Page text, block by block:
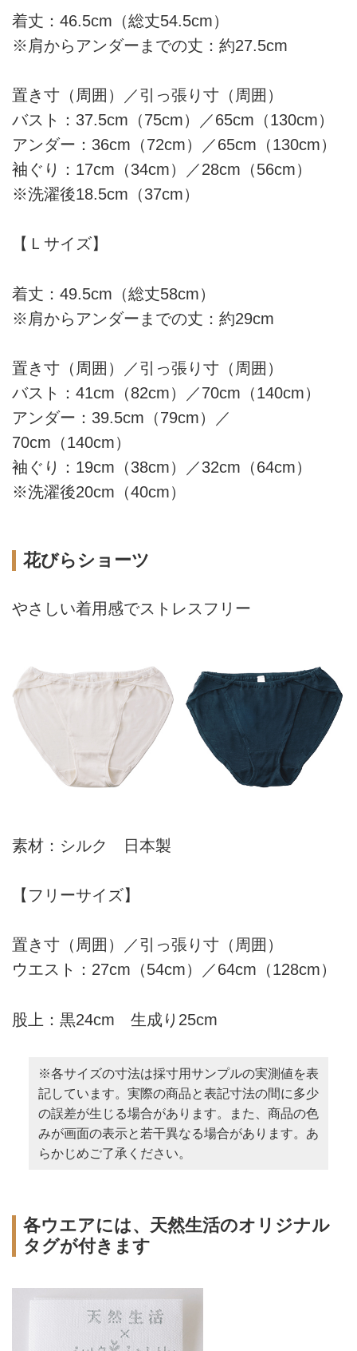
着丈：46.5cm（総丈54.5cm）
※肩からアンダーまでの丈：約27.5cm
置き寸（周囲）／引っ張り寸（周囲）
バスト：37.5cm（75cm）／65cm（130cm）
アンダー：36cm（72cm）／65cm（130cm）
袖ぐり：17cm（34cm）／28cm（56cm）
※洗濯後18.5cm（37cm）
【Ｌサイズ】
着丈：49.5cm（総丈58cm）
※肩からアンダーまでの丈：約29cm
置き寸（周囲）／引っ張り寸（周囲）
バスト：41cm（82cm）／70cm（140cm）
アンダー：39.5cm（79cm）／
70cm（140cm）
袖ぐり：19cm（38cm）／32cm（64cm）
※洗濯後20cm（40cm）
花びらショーツ
やさしい着用感でストレスフリー
素材：シルク 日本製
【フリーサイズ】
置き寸（周囲）／引っ張り寸（周囲）
ウエスト：27cm（54cm）／64cm（128cm）
股上：黒24cm 生成り25cm
※各サイズの寸法は採寸用サンプルの実測値を表
記しています。実際の商品と表記寸法の間に多少
の誤差が生じる場合があります。また、商品の色
みが画面の表示と若干異なる場合があります。あ
らかじめご了承ください。
各ウエアには、天然生活のオリジナル
タグが付きます